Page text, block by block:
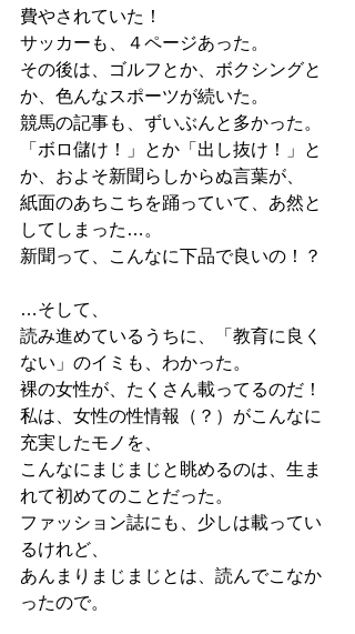
費やされていた！
サッカーも、４ページあった。
その後は、ゴルフとか、ボクシングと
か、色んなスポーツが続いた。
競馬の記事も、ずいぶんと多かった。
「ボロ儲け！」とか「出し抜け！」と
か、およそ新聞らしからぬ言葉が、
紙面のあちこちを踊っていて、あ然と
してしまった…。
新聞って、こんなに下品で良いの！？
…そして、
読み進めているうちに、「教育に良く
ない」のイミも、わかった。
裸の女性が、たくさん載ってるのだ！
私は、女性の性情報（？）がこんなに
充実したモノを、
こんなにまじまじと眺めるのは、生ま
れて初めてのことだった。
ファッション誌にも、少しは載ってい
るけれど、
あんまりまじまじとは、読んでこなか
ったので。